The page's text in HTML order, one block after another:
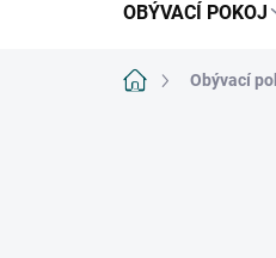
OBÝVACÍ POKOJ
Domů Obývací